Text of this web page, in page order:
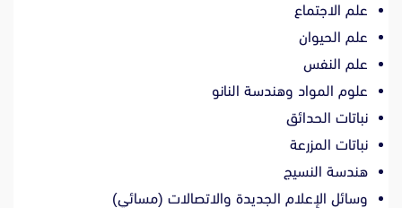
علم الاجتماع
علم الحيوان
علم النفس
علوم المواد وهندسة النانو
نباتات الحدائق
نباتات المزرعة
هندسة النسيج
وسائل الإعلام الجديدة والاتصالات (مسائي)